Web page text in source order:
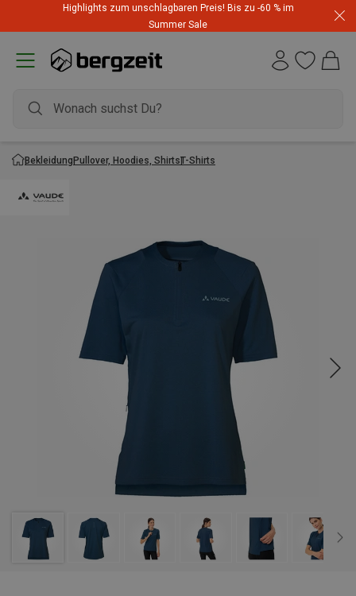
Highlights zum unschlagbaren Preis! Bis zu -60 % im
Summer Sale
BekleidungPullover, Hoodies, ShirtsT-Shirts